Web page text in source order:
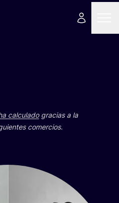
cal­cu­la­dogra­cias a la
comercios.